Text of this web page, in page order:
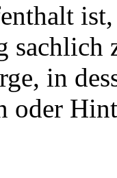
sachlich
in
oder